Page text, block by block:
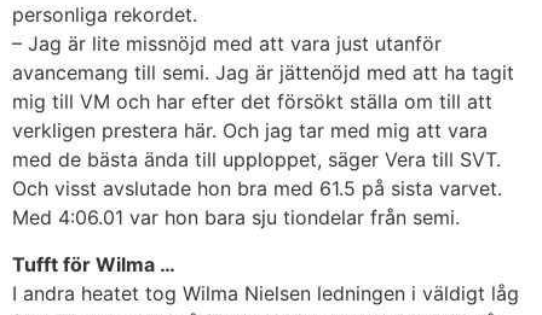
personliga rekordet.
– Jag är lite missnöjd med att vara just utanför
avancemang till semi. Jag är jättenöjd med att ha tagit
mig till VM och har efter det försökt ställa om till att
verkligen prestera här. Och jag tar med mig att vara
med de bästa ända till upploppet, säger Vera till SVT.
Och visst avslutade hon bra med 61.5 på sista varvet.
Med 4:06.01 var hon bara sju tiondelar från semi.
Tufft för Wilma …
I andra heatet tog Wilma Nielsen ledningen i väldigt låg